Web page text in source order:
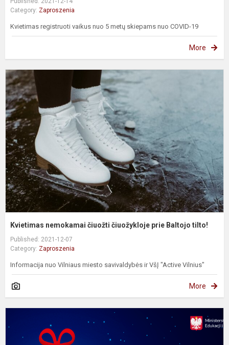
Category: Zaproszenia
Kvietimas registruoti vaikus nuo 5 metų skiepams nuo COVID-19
More
Kvietimas nemokamai čiuožti čiuožykloje prie Baltojo tilto!
Published: 2021-12-07
Category: Zaproszenia
Informacija nuo Vilniaus miesto savivaldybės ir VšĮ "Active Vilnius"
More